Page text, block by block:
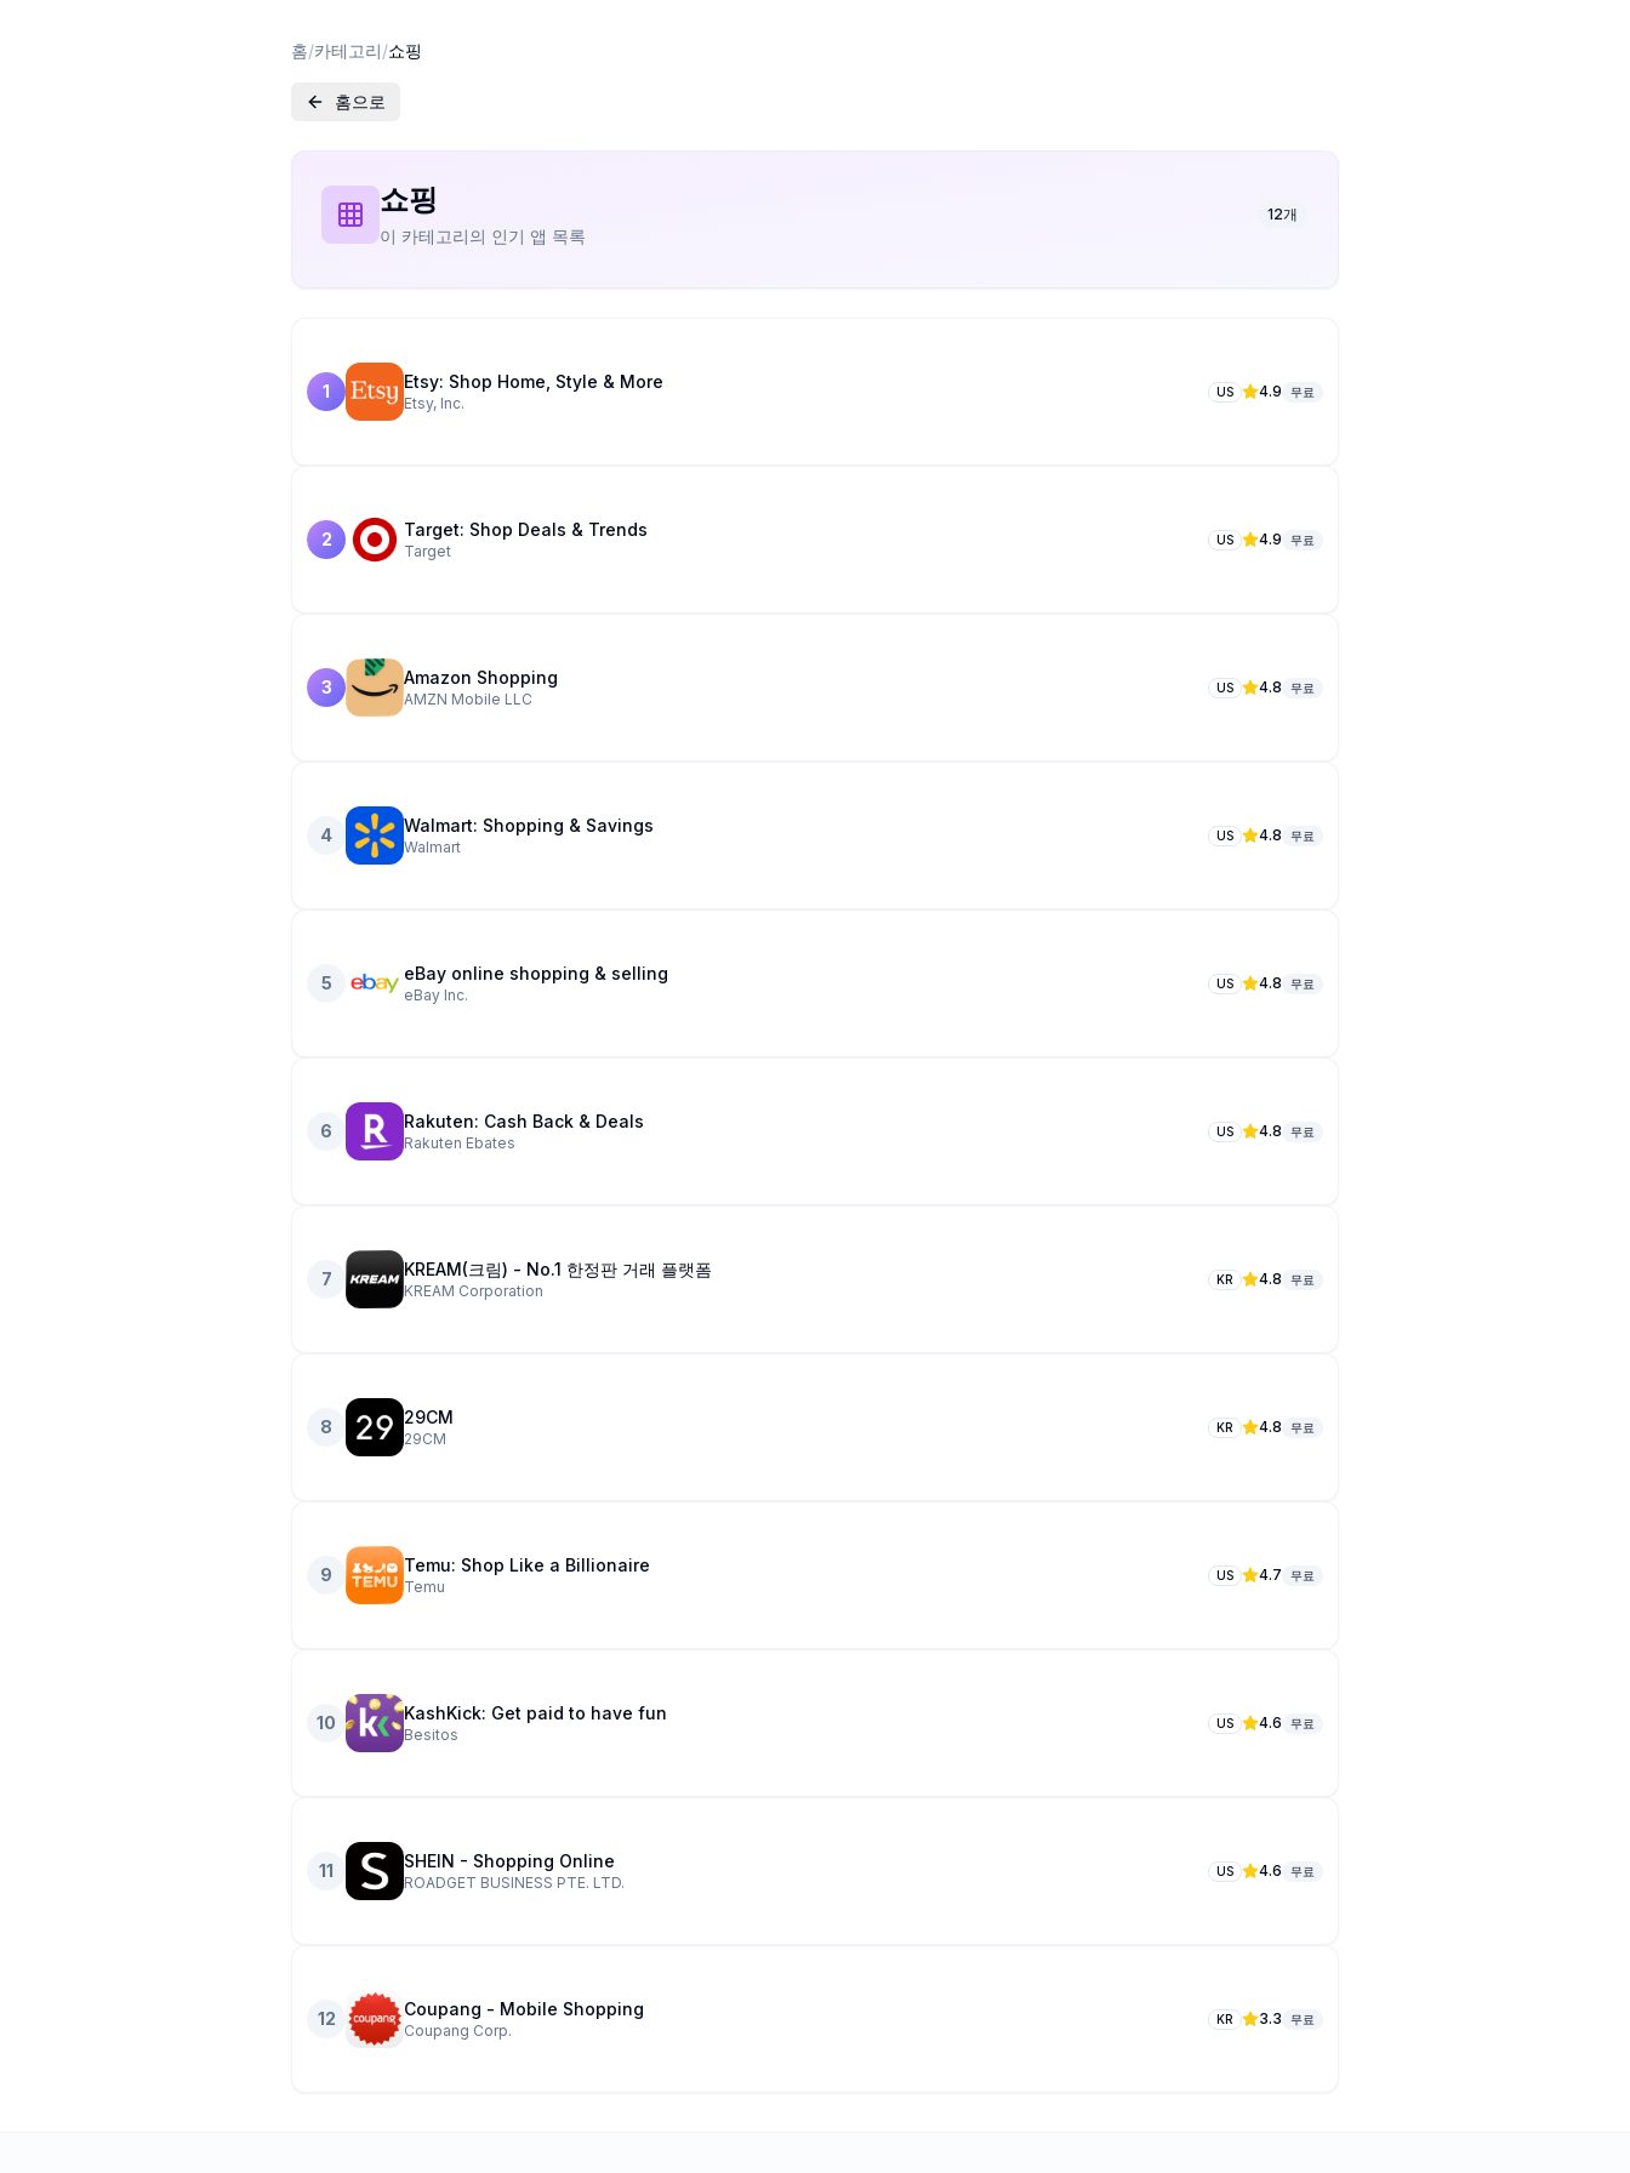
홈/카테고리/쇼핑
홈으로
쇼핑
이 카테고리의 인기 앱 목록
12개
1 Etsy: Shop Home, Style & More
Etsy, Inc.
US 4.9 무료
2 Target: Shop Deals & Trends
Target
US 4.9 무료
3 Amazon Shopping
AMZN Mobile LLC
US 4.8 무료
4 Walmart: Shopping & Savings
Walmart
US 4.8 무료
5 eBay online shopping & selling
eBay Inc.
US 4.8 무료
6 Rakuten: Cash Back & Deals
Rakuten Ebates
US 4.8 무료
7 KREAM(크림) - No.1 한정판 거래 플랫폼
KREAM Corporation
KR 4.8 무료
8 29CM
29CM
KR 4.8 무료
9 Temu: Shop Like a Billionaire
Temu
US 4.7 무료
10 KashKick: Get paid to have fun
Besitos
US 4.6 무료
11 SHEIN - Shopping Online
ROADGET BUSINESS PTE. LTD.
US 4.6 무료
12 Coupang - Mobile Shopping
Coupang Corp.
KR 3.3 무료